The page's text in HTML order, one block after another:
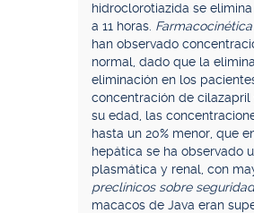
hidroclorotiazida se
a 11 horas.
han observado
normal, dado que la
eliminación en los
concentración de cilazapril
su edad, las
hasta un 20% menor, que
hepática se ha observado
plasmática y renal, con
preclínicos sobre
macacos de Java eran